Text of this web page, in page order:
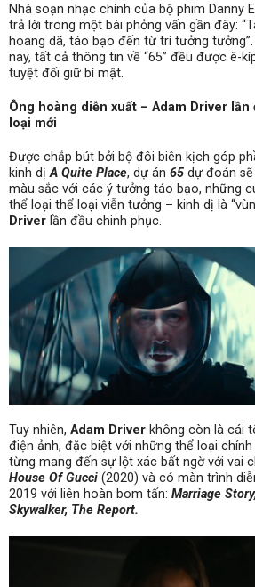
Nhà soạn nhạc chính của bộ phim Danny
trả lời trong một bài phỏng vấn gần đây:
hoang dã, táo bạo đến từ trí tưởng
nay, tất cả thông tin về “65” đều được ê-
tuyệt đối giữ bí mật.
Ông hoàng diễn xuất – Adam Driver
loại mới
Được chắp bút bởi bộ đôi biên kịch góp
kinh dịA Quite Place, dự án 65 dự đoán
màu sắc với các ý tưởng táo bạo, những
thể loại thể loại viễn tưởng – kinh dị là
Driver lần đầu chinh phục.
Tuy nhiên, Adam Driver không còn là cái
điện ảnh, đặc biệt với những thể loại
từng mang đến sự lột xác bất ngờ với vai
House Of Gucci (2020) và có màn trình
2019 với liên hoàn bom tấn: Marriage
Skywalker, The Report.